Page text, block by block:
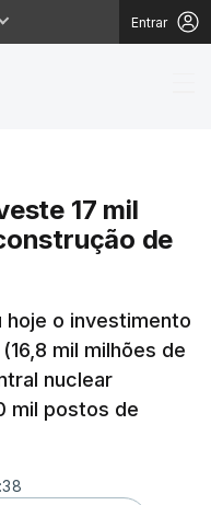
Entrar
17 mil
de
hoje o investimento
mil milhões de
nuclear
mil postos de